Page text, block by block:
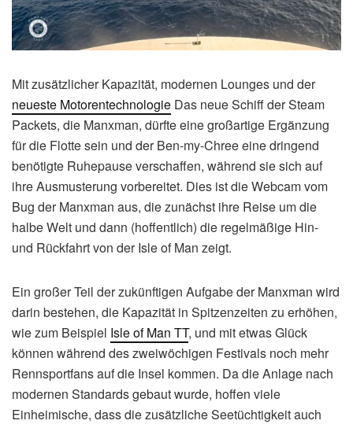
Mit zusätzlicher Kapazität, modernen Lounges und der
neueste Motorentechnologie Das neue Schiff der Steam
Packets, die Manxman, dürfte eine großartige Ergänzung
für die Flotte sein und der Ben-my-Chree eine dringend
benötigte Ruhepause verschaffen, während sie sich auf
ihre Ausmusterung vorbereitet. Dies ist die Webcam vom
Bug der Manxman aus, die zunächst ihre Reise um die
halbe Welt und dann (hoffentlich) die regelmäßige Hin-
und Rückfahrt von der Isle of Man zeigt.
Ein großer Teil der zukünftigen Aufgabe der Manxman wird
darin bestehen, die Kapazität in Spitzenzeiten zu erhöhen,
wie zum Beispiel Isle of Man TT, und mit etwas Glück
können während des zweiwöchigen Festivals noch mehr
Rennsportfans auf die Insel kommen. Da die Anlage nach
modernen Standards gebaut wurde, hoffen viele
Einheimische, dass die zusätzliche Seetüchtigkeit auch